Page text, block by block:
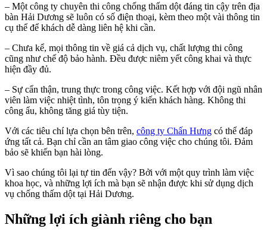
– Một công ty chuyên thi công chống thấm dột đáng tin cậy trên địa
bàn Hải Dương sẽ luôn có số điện thoại, kèm theo một vài thông tin
cụ thể để khách dễ dàng liên hệ khi cần.
– Chưa kể, mọi thông tin về giá cả dịch vụ, chất lượng thi công
cũng như chế độ bảo hành. Đều được niêm yết công khai và thực
hiện đầy đủ.
– Sự cẩn thận, trung thực trong công việc. Kết hợp với đội ngũ nhân
viên làm việc nhiệt tình, tôn trọng ý kiến khách hàng. Không thi
công ẩu, không tăng giá tùy tiện.
Với các tiêu chí lựa chọn bên trên, công ty Chấn Hưng có thể đáp
ứng tất cả. Bạn chỉ cần an tâm giao công việc cho chúng tôi. Đảm
bảo sẽ khiến bạn hài lòng.
Vì sao chúng tôi lại tự tin đến vậy? Bởi với một quy trình làm việc
khoa học, và những lợi ích mà bạn sẽ nhận được khi sử dụng dịch
vụ chống thấm dột tại Hải Dương.
Những lợi ích giành riêng cho bạn